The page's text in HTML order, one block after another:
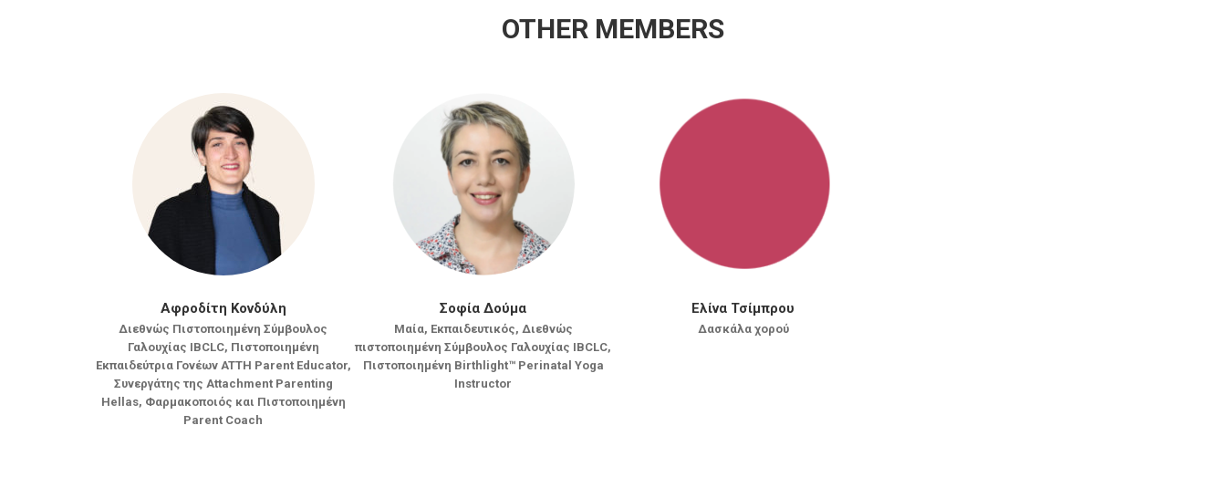
OTHER MEMBERS
Αφροδίτη Κονδύλη
Διεθνώς Πιστοποιημένη Σύμβουλος
Γαλουχίας IBCLC, Πιστοποιημένη
Εκπαιδεύτρια Γονέων ATTH Parent Educator,
Συνεργάτης της Attachment Parenting
Hellas, Φαρμακοποιός και Πιστοποιημένη
Parent Coach
Σοφία Δούμα
Mαία, Εκπαιδευτικός, Διεθνώς
πιστοποιημένη Σύμβουλος Γαλουχίας IBCLC,
Πιστοποιημένη Birthlight™ Perinatal Yoga
Instructor
Ελίνα Τσίμπρου
Δασκάλα χορού